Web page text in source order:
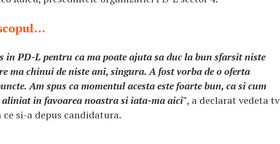
in PD-L pentru ca ma poate ajuta sa duc la bun sfarsit niste
ma chinui de niste ani, singura. A fost vorba de o oferta
Am spus ca momentul acesta este foarte bun, ca si cum
in favoarea noastra si iata-ma aici", a declarat vedeta tv
si-a depus candidatura.